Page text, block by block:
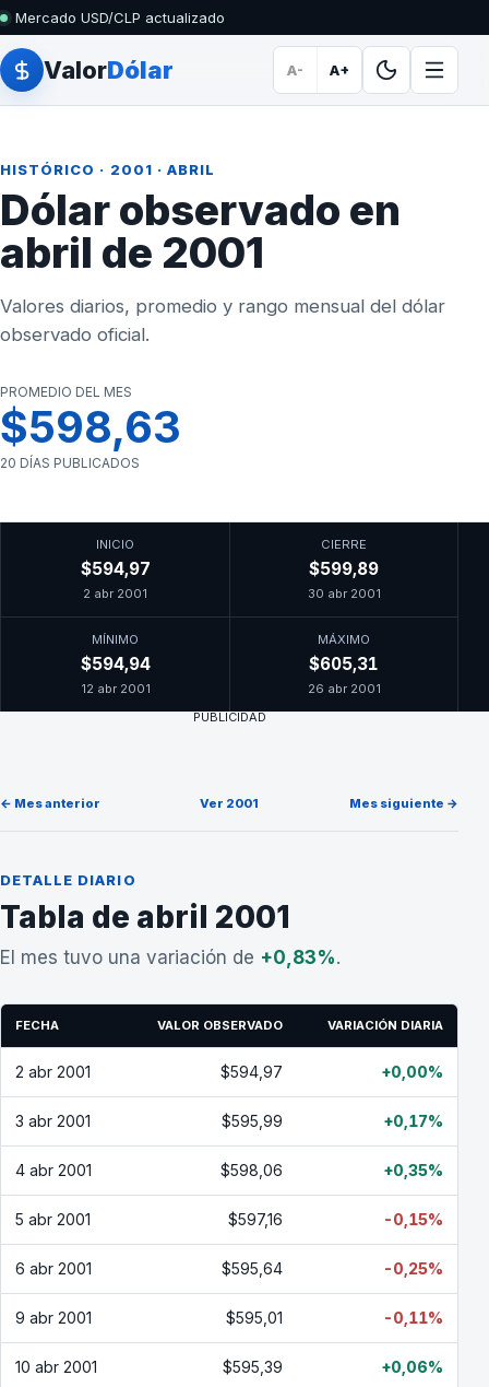
Mercado USD/CLP actualizado
ValorDólar A- A+
HISTÓRICO · 2001 · ABRIL
Dólar observado en
abril de 2001
Valores diarios, promedio y rango mensual del dólar
observado oficial.
PROMEDIO DEL MES
$598,63
20 DÍAS PUBLICADOS
INICIO
$594,97
2 abr 2001
CIERRE
$599,89
30 abr 2001
MÍNIMO
$594,94
12 abr 2001
MÁXIMO
$605,31
26 abr 2001
PUBLICIDAD
← Mes anterior Ver 2001 Mes siguiente →
DETALLE DIARIO
Tabla de abril 2001
El mes tuvo una variación de +0,83%.
FECHA VALOR OBSERVADO VARIACIÓN DIARIA
2 abr 2001 $594,97 +0,00%
3 abr 2001 $595,99 +0,17%
4 abr 2001 $598,06 +0,35%
5 abr 2001 $597,16 -0,15%
6 abr 2001 $595,64 -0,25%
9 abr 2001 $595,01 -0,11%
10 abr 2001 $595,39 +0,06%